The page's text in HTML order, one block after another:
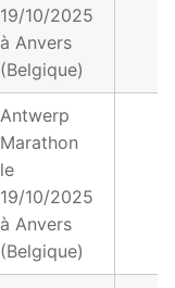
19/10/2025
à Anvers
(Belgique)
Antwerp
Marathon
le
19/10/2025
à Anvers
(Belgique)